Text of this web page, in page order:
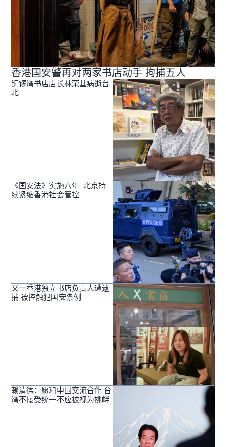
香港国安警再对两家书店动手 拘捕五人
铜锣湾书店店长林荣基病逝台
北
《国安法》实施六年 北京持
续紧缩香港社会管控
又一香港独立书店负责人遭逮
捕 被控触犯国安条例
赖清德：愿和中国交流合作 台
湾不接受统一不应被视为挑衅